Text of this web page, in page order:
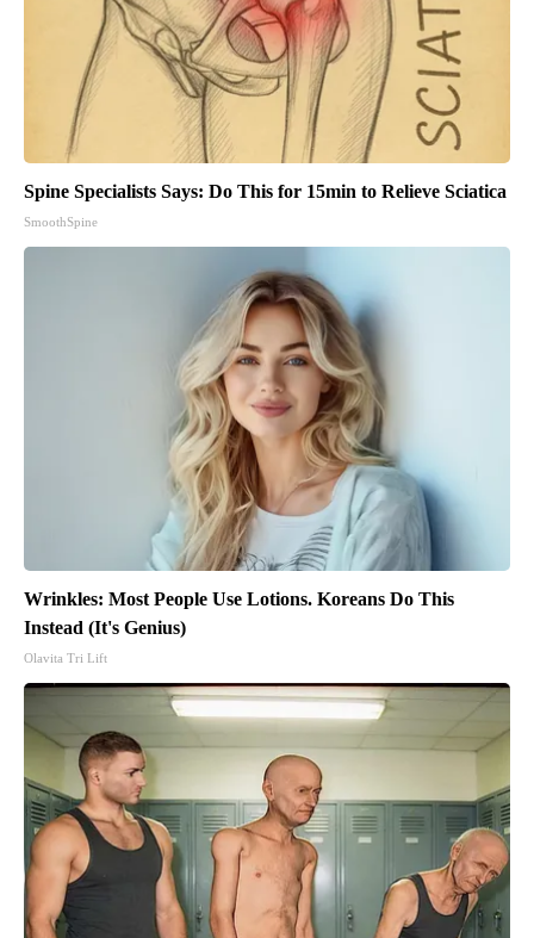
Spine Specialists Says: Do This for 15min to Relieve Sciatica
SmoothSpine
Wrinkles: Most People Use Lotions. Koreans Do This
Instead (It's Genius)
Olavita Tri Lift